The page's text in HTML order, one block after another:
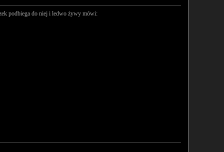
podbiega do niej i ledwo żywy mówi: